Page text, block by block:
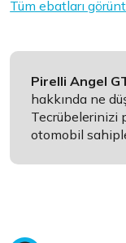
Tüm ebatları
Pirelli Angel
hakkında ne
Tecrübelerinizi
otomobil